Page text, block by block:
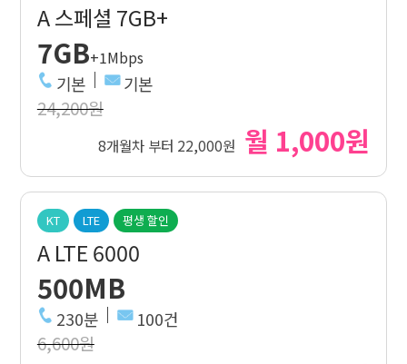
A 스페셜 7GB+
7GB+1Mbps
기본 기본
24,200원
8개월차 부터 22,000원 월 1,000원
KT LTE 평생 할인
A LTE 6000
500MB
230분 100건
6,600원